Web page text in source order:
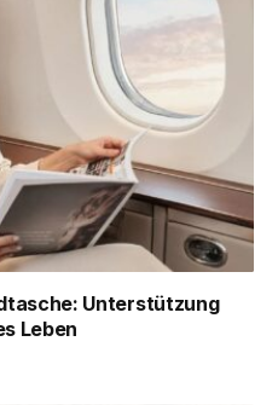
Unterstützung
Leben